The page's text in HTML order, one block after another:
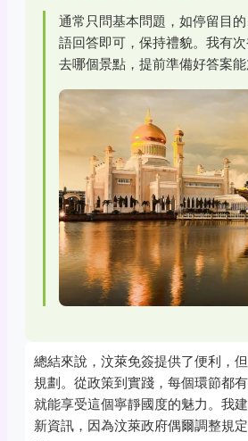
通常只問基本問題，如停留目
語回答即可，保持禮貌。我有
去哪個景點，提前準備好答案能
總結來說，汶萊免簽提供了便利，
規劃。從政策到實踐，每個環節都
就能享受這個寧靜國度的魅力。我
新資訊，因為汶萊政府偶爾調整規